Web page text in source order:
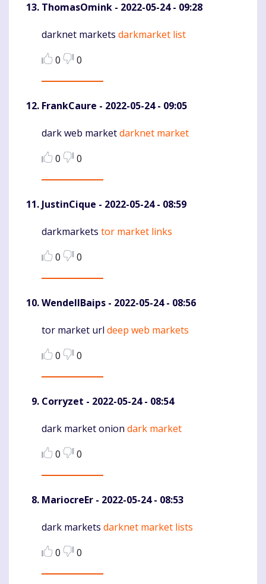
ThomasOmink - 2022-05-24 - 09:28
Komentaras
darknet markets darkmarket list
0
0
FrankCaure - 2022-05-24 - 09:05
Komentaras
dark web marketdarknet market
0
0
JustinCique - 2022-05-24 - 08:59
Komentaras
darkmarkets tor market links
0
0
WendellBaips - 2022-05-24 - 08:56
Komentaras
tor market url deep web markets
0
0
Corryzet - 2022-05-24 - 08:54
Komentaras
dark market onion dark market
0
0
MariocreEr - 2022-05-24 - 08:53
Komentaras
dark markets darknet market lists
0
0